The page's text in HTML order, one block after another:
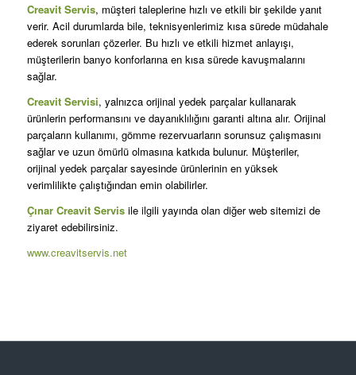
Creavit Servis, müşteri taleplerine hızlı ve etkili bir şekilde yanıt
verir. Acil durumlarda bile, teknisyenlerimiz kısa sürede müdahale
ederek sorunları çözerler. Bu hızlı ve etkili hizmet anlayışı,
müşterilerin banyo konforlarına en kısa sürede kavuşmalarını
sağlar.
Creavit Servisi, yalnızca orijinal yedek parçalar kullanarak
ürünlerin performansını ve dayanıklılığını garanti altına alır. Orijinal
parçaların kullanımı, gömme rezervuarların sorunsuz çalışmasını
sağlar ve uzun ömürlü olmasına katkıda bulunur. Müşteriler,
orijinal yedek parçalar sayesinde ürünlerinin en yüksek
verimlilikte çalıştığından emin olabilirler.
Çınar Creavit Servisile ilgili yayında olan diğer web sitemizi de
ziyaret edebilirsiniz.
www.creavitservis.net